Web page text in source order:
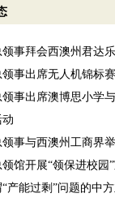
事拜会西澳州君达
事出席无人机锦标
事出席澳博思小学
事与西澳州工商界
馆开展“领保进校园
产能过剩”问题的中